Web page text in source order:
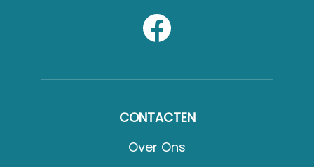
CONTACTEN
Over Ons